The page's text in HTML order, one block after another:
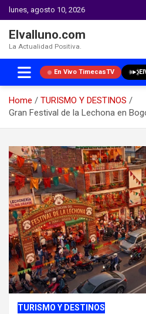
lunes, agosto 10, 2026
Elvalluno.com
La Actualidad Positiva.
En Vivo TimecasTV
Home
TURISMO Y DESTINOS
Gran Festival de la Lechona en
content
TURISMO Y DESTINOS